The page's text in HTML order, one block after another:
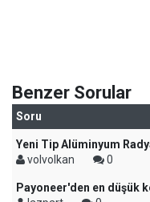
Benzer Sorular
Soru
Yeni Tip Alüminyum
volvolkan
0
Payoneer'den en düşük